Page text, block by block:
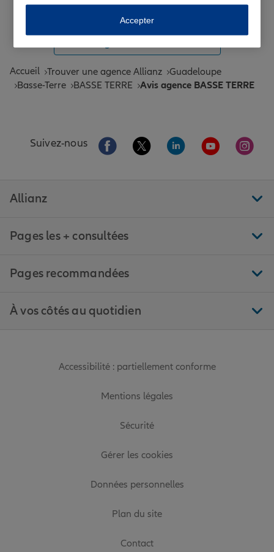
Accueil Trouver une agence Allianz Guadeloupe
Basse-Terre
BASSE TERRE Avis agence BASSE TERRE
Suivez-nous Aller sur la page Facebook de Allianz
Aller sur la page Twitter de
Aller sur la page
Aller sur la
Aller
Allianz
Pages les + consultées
Pages recommandées
À vos côtés au quotidien
Accessibilité : partiellement conforme
Mentions légales
Sécurité
Gérer les cookies
Données personnelles
Plan du site
Contact
Accepter